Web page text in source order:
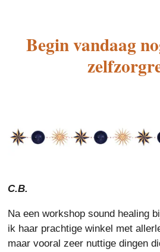
Begin vandaag
C.B.
Na een workshop sound healing
ik haar prachtige winkel met
maar vooral zeer nuttige dingen